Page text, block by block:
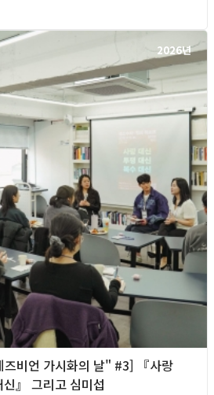
2026년
비언 가시화의 날" #3] 『사랑
』 그리고 심미섭